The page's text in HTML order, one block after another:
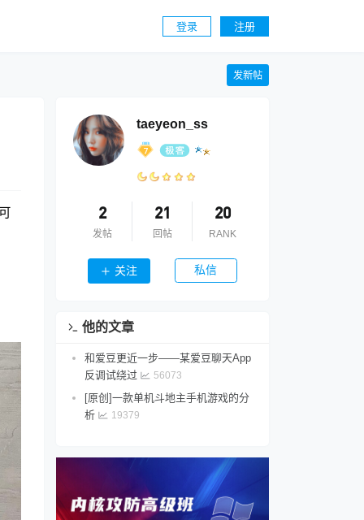
登录 注册
发新帖
taeyeon_ss
2
发帖
21
回帖
20
RANK
关注 私信
他的文章
和爱豆更近一步——某爱豆聊天App
反调试绕过
56073
[原创]一款单机斗地主手机游戏的分
析
19379